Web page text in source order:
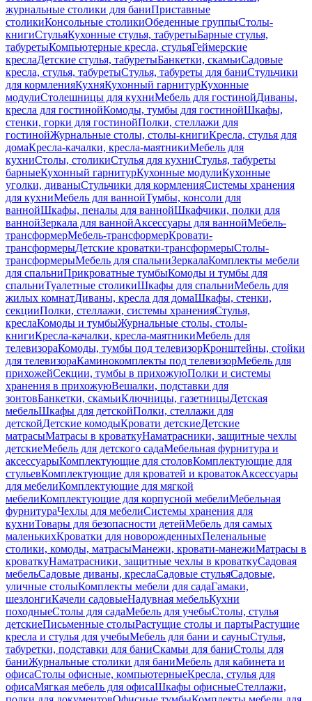
журнальные столики для баниПриставные
столикиКонсольные столикиОбеденные группыСтолы-
книгиСтульяКухонные стулья, табуретыБарные стулья,
табуретыКомпьютерные кресла, стульяГеймерские
креслаДетские стулья, табуретыБанкетки, скамьиСадовые
кресла, стулья, табуретыСтулья, табуреты для баниСтульчики
для кормленияКухняКухонный гарнитурКухонные
модулиСтолешницы для кухниМебель для гостинойДиваны,
кресла для гостинойКомоды, тумбы для гостинойШкафы,
стенки, горки для гостинойПолки, стеллажи для
гостинойЖурнальные столы, столы-книгиКресла, стулья для
домаКресла-качалки, кресла-маятникиМебель для
кухниСтолы, столикиСтулья для кухниСтулья, табуреты
барныеКухонный гарнитурКухонные модулиКухонные
уголки, диваныСтульчики для кормленияСистемы хранения
для кухниМебель для ваннойТумбы, консоли для
ваннойШкафы, пеналы для ваннойШкафчики, полки для
ваннойЗеркала для ваннойАксессуары для ваннойМебель-
трансформерМебель-трансформерКровати-
трансформерыДетские кроватки-трансформерыСтолы-
трансформерыМебель для спальниЗеркалаКомплекты мебели
для спальниПрикроватные тумбыКомоды и тумбы для
спальниТуалетные столикиШкафы для спальниМебель для
жилых комнатДиваны, кресла для домаШкафы, стенки,
секцииПолки, стеллажи, системы храненияСтулья,
креслаКомоды и тумбыЖурнальные столы, столы-
книгиКресла-качалки, кресла-маятникиМебель для
телевизораКомоды, тумбы под телевизорКронштейны, стойки
для телевизораКаминокомплекты под телевизорМебель для
прихожейСекции, тумбы в прихожуюПолки и системы
хранения в прихожуюВешалки, подставки для
зонтовБанкетки, скамьиКлючницы, газетницыДетская
мебельШкафы для детскойПолки, стеллажи для
детскойДетские комодыКровати детскиеДетские
матрасыМатрасы в кроваткуНаматрасники, защитные чехлы
детскиеМебель для детского садаМебельная фурнитура и
аксессуарыКомплектующие для столовКомплектующие для
стульевКомплектующие для кроватей и кроватокАксессуары
для мебелиКомплектующие для мягкой
мебелиКомплектующие для корпусной мебелиМебельная
фурнитураЧехлы для мебелиСистемы хранения для
кухниТовары для безопасности детейМебель для самых
маленькихКроватки для новорожденныхПеленальные
столики, комоды, матрасыМанежи, кровати-манежиМатрасы в
кроваткуНаматрасники, защитные чехлы в кроваткуСадовая
мебельСадовые диваны, креслаСадовые стульяСадовые,
уличные столыКомплекты мебели для садаГамаки,
шезлонгиКачели садовыеНадувная мебельКухни
походныеСтолы для садаМебель для учебыСтолы, стулья
детскиеПисьменные столыРастущие столы и партыРастущие
кресла и стулья для учебыМебель для бани и сауныСтулья,
табуретки, подставки для баниСкамьи для баниСтолы для
баниЖурнальные столики для баниМебель для кабинета и
офисаСтолы офисные, компьютерныеКресла, стулья для
офисаМягкая мебель для офисаШкафы офисныеСтеллажи,